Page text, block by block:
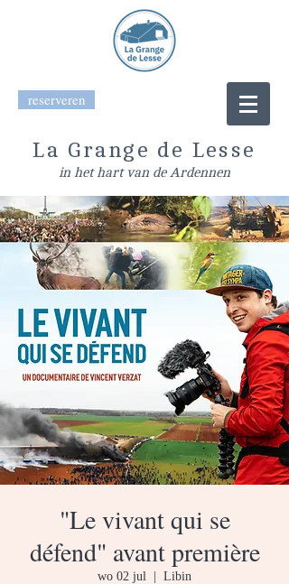
reserveren
La Grange de Lesse
in het hart van de Ardennen
"Le vivant qui se
défend" avant première
wo 02 jul Libin